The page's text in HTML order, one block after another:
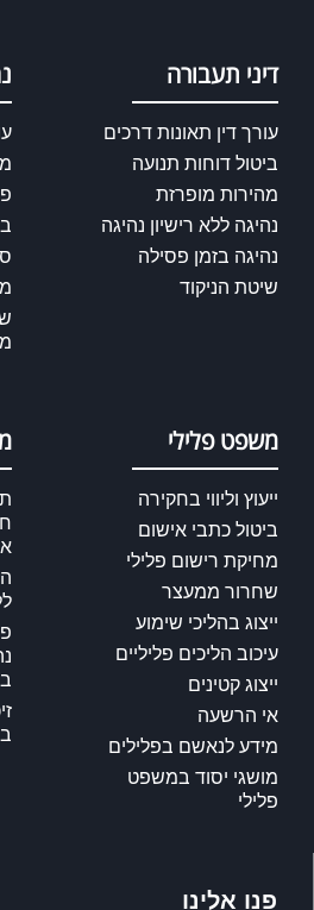
דיני תעבורה
עורך דין תאונות דרכים
ביטול דוחות תנועה
מהירות מופרזת
נהיגה ללא רישיון נהיגה
נהיגה בזמן פסילה
שיטת הניקוד
משפט פלילי
ייעוץ וליווי בחקירה
ביטול כתבי אישום
מחיקת רישום פלילי
שחרור ממעצר
ייצוג בהליכי שימוע
עיכוב הליכים פליליים
ייצוג קטינים
אי הרשעה
מידע לנאשם בפלילים
מושגי יסוד במשפט
פלילי
פנו אלינו